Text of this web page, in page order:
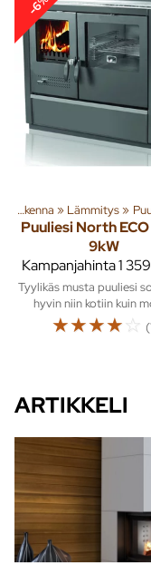
Rakenna ‪» Lämmitys‪»
Puuliesi North
9kW
Kampanjahinta1
Tyylikäs musta puuliesi
hyvin niin kotiin kuin
☆☆☆☆☆
ARTIKKELI